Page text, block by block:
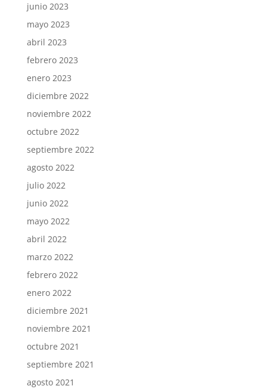
junio 2023
mayo 2023
abril 2023
febrero 2023
enero 2023
diciembre 2022
noviembre 2022
octubre 2022
septiembre 2022
agosto 2022
julio 2022
junio 2022
mayo 2022
abril 2022
marzo 2022
febrero 2022
enero 2022
diciembre 2021
noviembre 2021
octubre 2021
septiembre 2021
agosto 2021